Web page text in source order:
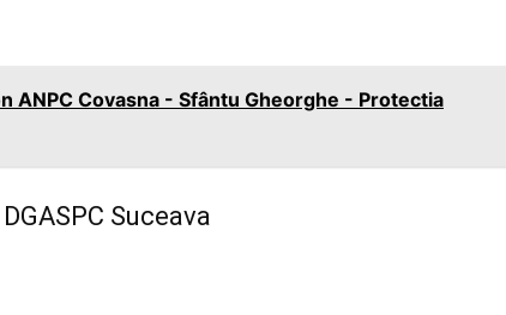
ANPC Covasna - Sfântu Gheorghe - Protectia
Suceava